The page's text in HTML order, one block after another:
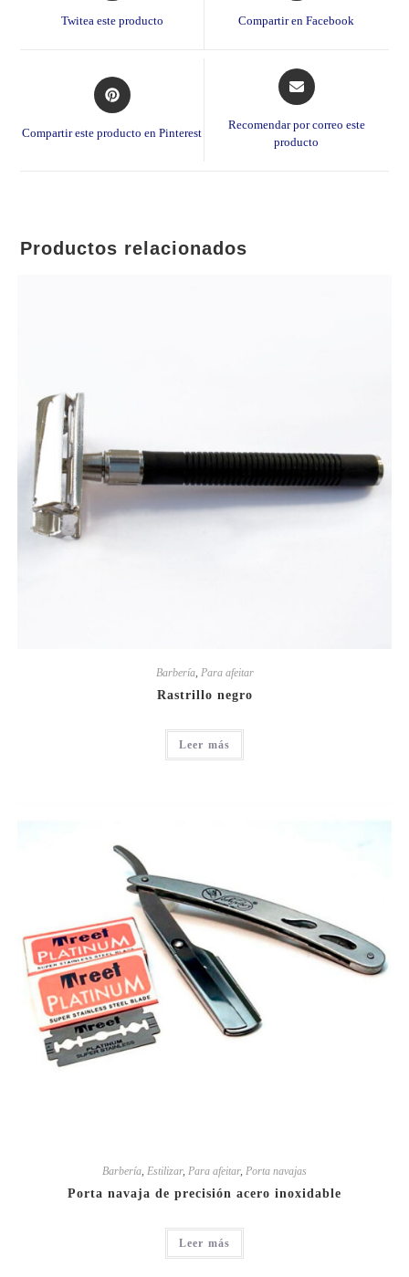
Twitea este producto Compartir en Facebook
Opens
in
new
Compartir este producto en Pinterest
Opens
in
new
Recomendar por correo este
producto
Productos relacionados
Barbería, Para afeitar
Rastrillo negro
Leer más
Barbería Estilizar, Para afeitar, Porta navajas
Porta navaja de precisión acero inoxidable
Leer más